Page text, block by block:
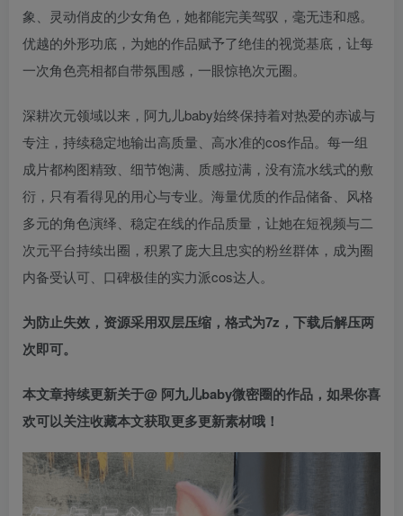
象、灵动俏皮的少女角色，她都能完美驾驭，毫无违和感。
优越的外形功底，为她的作品赋予了绝佳的视觉基底，让每
一次角色亮相都自带氛围感，一眼惊艳次元圈。
深耕次元领域以来，阿九儿baby始终保持着对热爱的赤诚与
专注，持续稳定地输出高质量、高水准的cos作品。每一组
成片都构图精致、细节饱满、质感拉满，没有流水线式的敷
衍，只有看得见的用心与专业。海量优质的作品储备、风格
多元的角色演绎、稳定在线的作品质量，让她在短视频与二
次元平台持续出圈，积累了庞大且忠实的粉丝群体，成为圈
内备受认可、口碑极佳的实力派cos达人。
为防止失效，资源采用双层压缩，格式为7z，下载后解压两
次即可。
本文章持续更新关于@ 阿九儿baby微密圈的作品，如果你喜
欢可以关注收藏本文获取更多更新素材哦！